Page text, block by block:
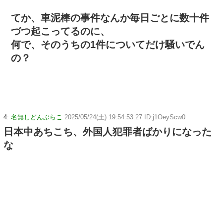
てか、車泥棒の事件なんか毎日ごとに数十件
づつ起こってるのに、
何で、そのうちの1件についてだけ騒いでん
の？
4: 名無しどんぶらこ 2025/05/24(土) 19:54:53.27 ID:j1OeyScw0
日本中あちこち、外国人犯罪者ばかりになった
な